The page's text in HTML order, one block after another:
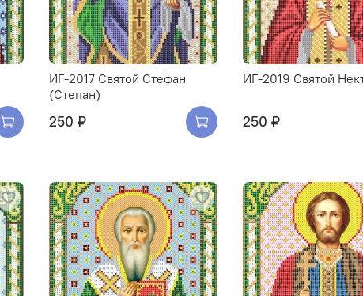
ИГ-2017 Святой Стефан
(Степан)
250 ₽
ИГ-2019 Святой
250 ₽